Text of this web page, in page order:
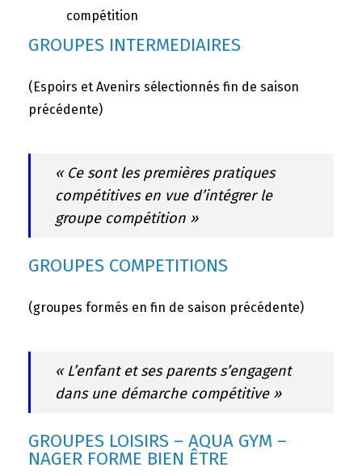
compétition
GROUPES INTERMEDIAIRES
(Espoirs et Avenirs sélectionnés fin de saison
précédente)
« Ce sont les premières pratiques
compétitives en vue d’intégrer le
groupe compétition »
GROUPES COMPETITIONS
(groupes formés en fin de saison précédente)
« L’enfant et ses parents s’engagent
dans une démarche compétitive »
GROUPES LOISIRS – AQUA GYM –
NAGER FORME BIEN ÊTRE